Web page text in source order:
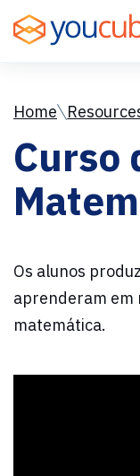
to
Content
Home
Curso
Os alunos
aprenderam em
matemática.